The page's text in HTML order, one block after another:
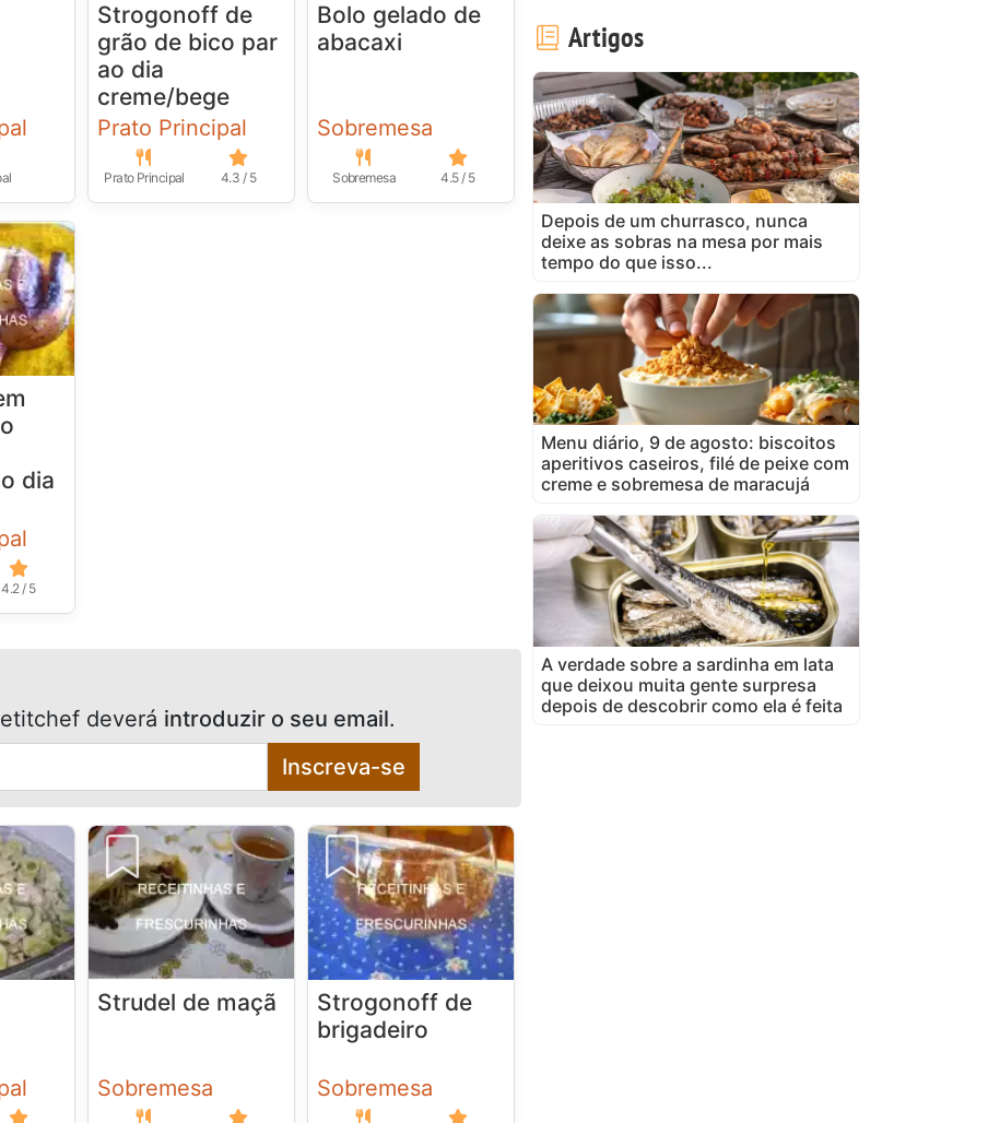
Strogonoff de
grão de bico par
ao dia
creme/bege
Prato Principal
Prato Principal 4.3 / 5
Bolo gelado de
abacaxi
Sobremesa
Sobremesa 4.5 / 5
dia
4.2 / 5
deverá introduzir o seu email.
Inscreva-se
Strudel de maçã
Sobremesa
Strogonoff de
brigadeiro
Sobremesa
Artigos
Depois de um churrasco, nunca
deixe as sobras na mesa por mais
tempo do que isso...
Menu diário, 9 de agosto: biscoitos
aperitivos caseiros, filé de peixe com
creme e sobremesa de maracujá
A verdade sobre a sardinha em lata
que deixou muita gente surpresa
depois de descobrir como ela é feita